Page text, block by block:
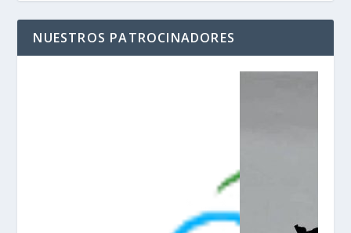
NUESTROS PATROCINADORES